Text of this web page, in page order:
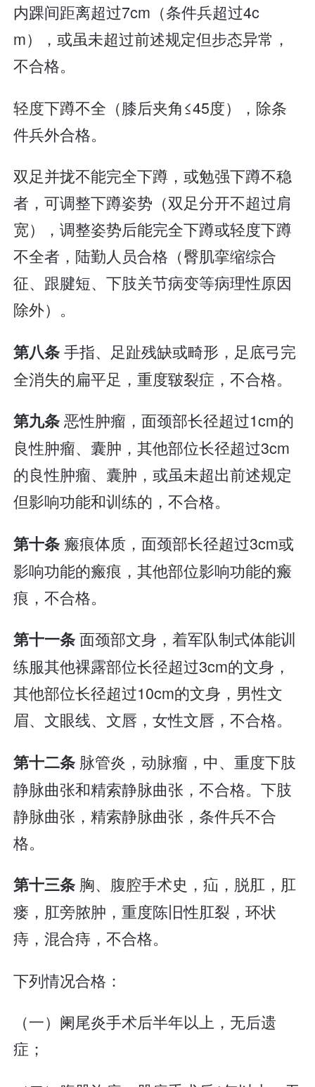
内踝间距离超过7cm（条件兵超过4c
m），或虽未超过前述规定但步态异常，
不合格。
轻度下蹲不全（膝后夹角≤45度），除条
件兵外合格。
双足并拢不能完全下蹲，或勉强下蹲不稳
者，可调整下蹲姿势（双足分开不超过肩
宽），调整姿势后能完全下蹲或轻度下蹲
不全者，陆勤人员合格（臀肌挛缩综合
征、跟腱短、下肢关节病变等病理性原因
除外）。
第八条手指、足趾残缺或畸形，足底弓完
全消失的扁平足，重度皲裂症，不合格。
第九条恶性肿瘤，面颈部长径超过1cm的
良性肿瘤、囊肿，其他部位长径超过3cm
的良性肿瘤、囊肿，或虽未超出前述规定
但影响功能和训练的，不合格。
第十条 瘢痕体质，面颈部长径超过3cm或
影响功能的瘢痕，其他部位影响功能的瘢
痕，不合格。
第十一条面颈部文身，着军队制式体能训
练服其他裸露部位长径超过3cm的文身，
其他部位长径超过10cm的文身，男性文
眉、文眼线、文唇，女性文唇，不合格。
第十二条 脉管炎，动脉瘤，中、重度下肢
静脉曲张和精索静脉曲张，不合格。下肢
静脉曲张，精索静脉曲张，条件兵不合
格。
第十三条 胸、腹腔手术史，疝，脱肛，肛
瘘，肛旁脓肿，重度陈旧性肛裂，环状
痔，混合痔，不合格。
下列情况合格：
（一）阑尾炎手术后半年以上，无后遗
症；